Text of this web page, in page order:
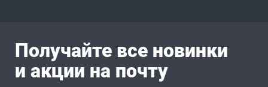
Получайте все новинки
и акции на почту